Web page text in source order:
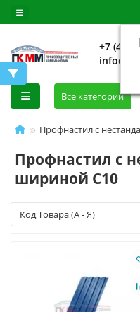
+7 (499)
Все категории
Профнастил с
Профнастил с
шириной С10